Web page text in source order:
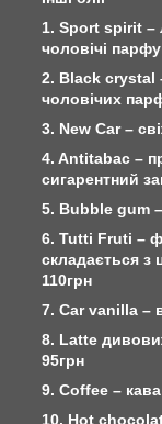
1. Sport spirit –
чоловічі
2. Black crystal
чоловічих
3. New Car –
4. Antitabac –
сигарентний
5. Bubble gum
6. Tutti Fruti –
складається з
110грн
7. Car vanilla –
8. Latte
95грн
9. Сoffee –
10. Hot